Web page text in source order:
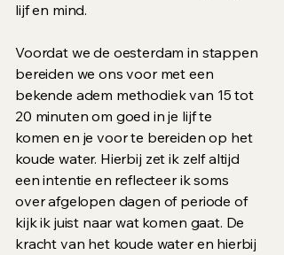
lijf en mind.
Voordat we de oesterdam in stappen
bereiden we ons voor met een
bekende adem methodiek van 15 tot
20 minuten om goed in je lijf te
komen en je voor te bereiden op het
koude water. Hierbij zet ik zelf altijd
een intentie en reflecteer ik soms
over afgelopen dagen of periode of
kijk ik juist naar wat komen gaat. De
kracht van het koude water en hierbij